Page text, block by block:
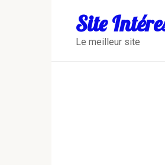
Site
Le meilleur site